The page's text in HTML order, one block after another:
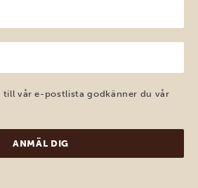
till vår e-postlista godkänner du vår